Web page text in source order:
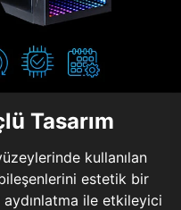
Tasarım
kullanılan
estetik bir
aydınlatma ile etkileyici